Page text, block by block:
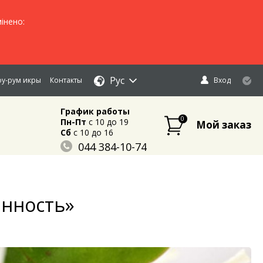
рум икры Контакты Рус Вход
График работы
Пн-Пт c 10 до 19
Сбc 10 до 16
044 384-10-74
0 Мой заказ